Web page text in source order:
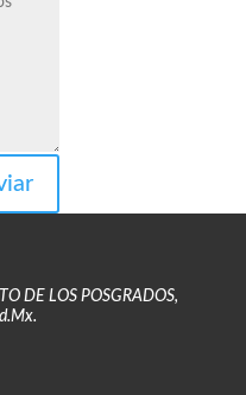
DE LOS POSGRADOS,